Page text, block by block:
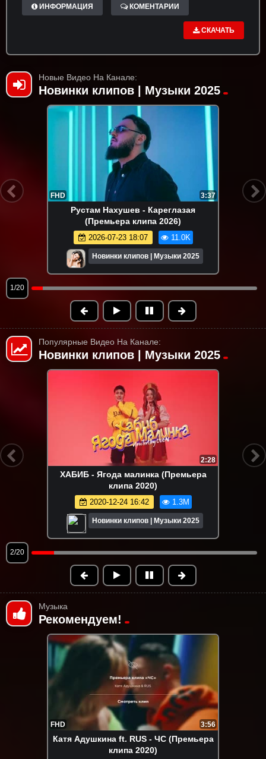
ИНФОРМАЦИЯ КОМЕНТАРИИ
СКАЧАТЬ
Новые Видео На Канале:
Новинки клипов | Музыки 2025
FHD 3:37
Рустам Нахушев - Кареглазая
(Премьера клипа 2026)
2026-07-23 18:07 11.0K
Новинки клипов | Музыки 2025
1/20
Популярные Видео На Канале:
Новинки клипов | Музыки 2025
4:32
RASA (Раса) - ПОГУДИМ (Премьера
клипа 2022)
2022-08-12 10:08 1.2M
Новинки клипов | Музыки 2025
3/20
Музыка
Рекомендуем!
FHD 3:56
Катя Адушкина ft. RUS - ЧС (Премьера
клипа 2020)